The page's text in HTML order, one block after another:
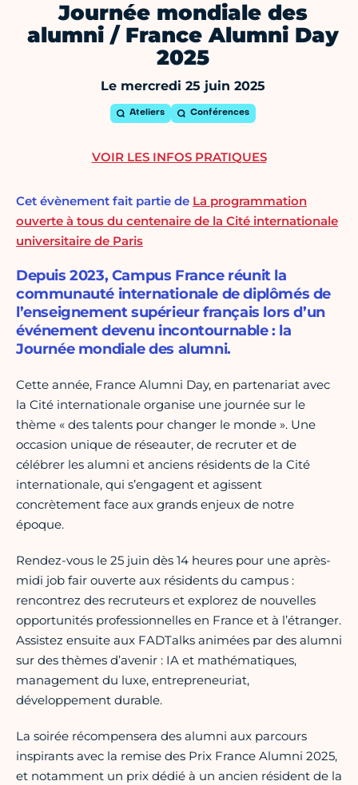
Journée mondiale des
alumni / France Alumni Day
2025
Le mercredi 25 juin 2025
Ateliers Conférences
Cet évènement fait partie de La programmation
ouverte à tous du centenaire de la Cité internationale
universitaire de Paris
Depuis 2023, Campus France réunit la
communauté internationale de diplômés de
l’enseignement supérieur français lors d’un
événement devenu incontournable : la
Journée mondiale des alumni.
Cette année, France Alumni Day, en partenariat avec
la Cité internationale organise une journée sur le
thème « des talents pour changer le monde ». Une
occasion unique de réseauter, de recruter et de
célébrer les alumni et anciens résidents de la Cité
internationale, qui s’engagent et agissent
concrètement face aux grands enjeux de notre
époque.
Rendez-vous le 25 juin dès 14 heures pour une après-
midi job fair ouverte aux résidents du campus :
rencontrez des recruteurs et explorez de nouvelles
opportunités professionnelles en France et à l’étranger.
Assistez ensuite aux FADTalks animées par des alumni
sur des thèmes d’avenir : IA et mathématiques,
management du luxe, entrepreneuriat,
développement durable.
La soirée récompensera des alumni aux parcours
inspirants avec la remise des Prix France Alumni 2025,
et notamment un prix dédié à un ancien résident de la
VOIR LES INFOS PRATIQUES